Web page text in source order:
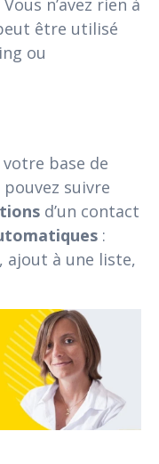
être utilisé
ou
base de
suivre
d’un contact
:
ajout à une liste,